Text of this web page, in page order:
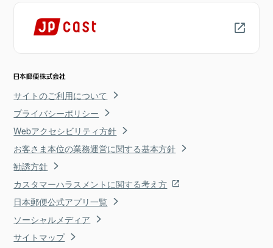
サイトのご利用について
プライバシーポリシー
Webアクセシビリティ方針
お客さま本位の業務運営に関する基本方針
勧誘方針
カスタマーハラスメントに関する考え方
日本郵便公式アプリ一覧
ソーシャルメディア
サイトマップ